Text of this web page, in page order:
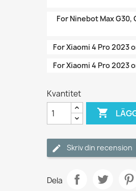
For Ninebot Max G30,
For Xiaomi 4 Pro 2023
For Xiaomi 4 Pro 2023
Kvantitet

Skriv din recension
Dela